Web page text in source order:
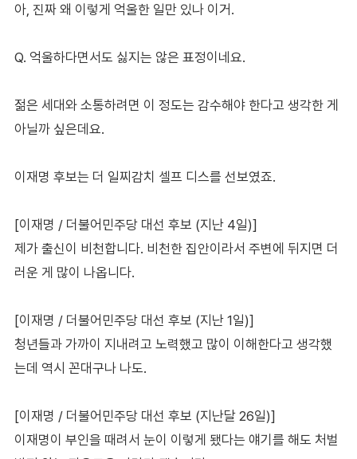
아, 진짜 왜 이렇게 억울한 일만 있나 이거.
Q. 억울하다면서도 싫지는 않은 표정이네요.
젊은 세대와 소통하려면 이 정도는 감수해야 한다고 생각한 게
아닐까 싶은데요.
이재명 후보는 더 일찌감치 셀프 디스를 선보였죠.
[이재명 / 더불어민주당 대선 후보 (지난 4일)]
제가 출신이 비천합니다. 비천한 집안이라서 주변에 뒤지면 더
러운 게 많이 나옵니다.
[이재명 / 더불어민주당 대선 후보 (지난 1일)]
청년들과 가까이 지내려고 노력했고 많이 이해한다고 생각했
는데 역시 꼰대구나 나도.
[이재명 / 더불어민주당 대선 후보 (지난달 26일)]
이재명이 부인을 때려서 눈이 이렇게 됐다는 얘기를 해도 처벌